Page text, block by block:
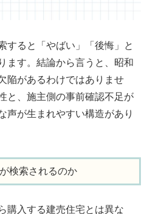
すると「やばい」「後悔」と
ます。結論から言うと、昭和
陥があるわけではありませ
と、施主側の事前確認不足が
声が生まれやすい構造があり
検索されるのか
購入する建売住宅とは異な